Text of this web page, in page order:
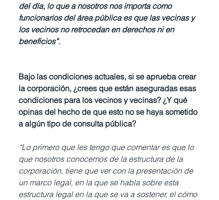
del día, lo que a nosotros nos importa como
funcionarios del área pública es que las vecinas y
los vecinos no retrocedan en derechos ni en
beneficios”.
Bajo las condiciones actuales, si se aprueba crear
la corporación, ¿crees que están aseguradas esas
condiciones para los vecinos y vecinas? ¿Y qué
opinas del hecho de que esto no se haya sometido
a algún tipo de consulta pública?
“Lo primero que les tengo que comentar es que lo
que nosotros conocemos de la estructura de la
corporación, tiene que ver con la presentación de
un marco legal, en la que se habla sobre esta
estructura legal en la que se va a sostener, el cómo